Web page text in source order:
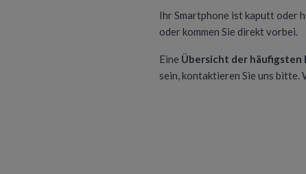
Ihr Smartphone ist kaputt oder
oder kommen Sie direkt vorbei.
Eine Übersicht der häufigsten
sein, kontaktieren Sie uns bitte.